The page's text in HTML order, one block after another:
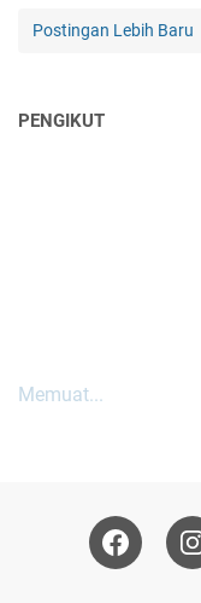
Postingan Lebih Baru
PENGIKUT
Memuat...